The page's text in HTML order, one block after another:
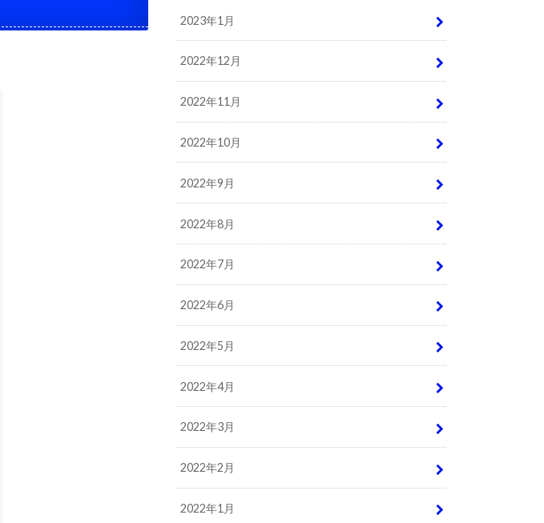
2023年1月
2022年12月
2022年11月
2022年10月
2022年9月
2022年8月
2022年7月
2022年6月
2022年5月
2022年4月
2022年3月
2022年2月
2022年1月